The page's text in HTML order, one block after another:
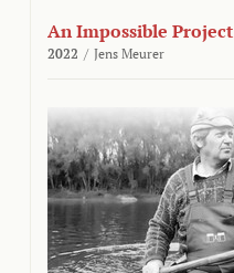
An Impossible Project
2022 / Jens Meurer